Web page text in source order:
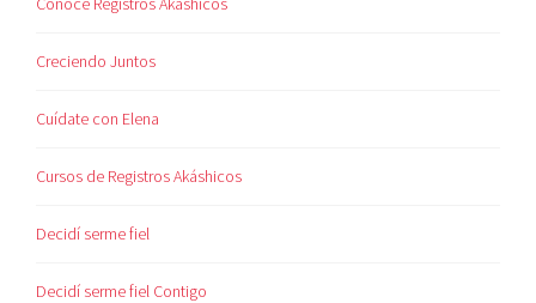
Creciendo Juntos
Cuídate con Elena
Cursos de Registros Akáshicos
Decidí serme fiel
Decidí serme fiel Contigo